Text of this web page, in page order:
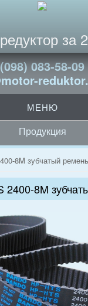
за
(098) 083-58-09
МЕНЮ
Продукция
8M зубчатый ремень
2400-8M